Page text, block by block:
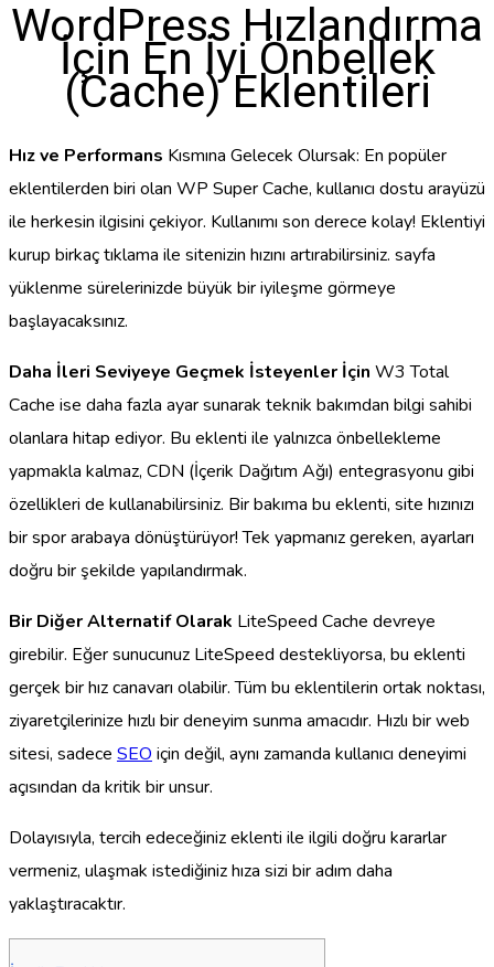
WordPress Hızlandırma
İçin En İyi Önbellek
(Cache) Eklentileri
Hız ve Performans Kısmına Gelecek Olursak: En popüler
eklentilerden biri olan WP Super Cache, kullanıcı dostu arayüzü
ile herkesin ilgisini çekiyor. Kullanımı son derece kolay! Eklentiyi
kurup birkaç tıklama ile sitenizin hızını artırabilirsiniz. sayfa
yüklenme sürelerinizde büyük bir iyileşme görmeye
başlayacaksınız.
Daha İleri Seviyeye Geçmek İsteyenler İçin W3 Total
Cache ise daha fazla ayar sunarak teknik bakımdan bilgi sahibi
olanlara hitap ediyor. Bu eklenti ile yalnızca önbellekleme
yapmakla kalmaz, CDN (İçerik Dağıtım Ağı) entegrasyonu gibi
özellikleri de kullanabilirsiniz. Bir bakıma bu eklenti, site hızınızı
bir spor arabaya dönüştürüyor! Tek yapmanız gereken, ayarları
doğru bir şekilde yapılandırmak.
Bir Diğer Alternatif Olarak LiteSpeed Cache devreye
girebilir. Eğer sunucunuz LiteSpeed destekliyorsa, bu eklenti
gerçek bir hız canavarı olabilir. Tüm bu eklentilerin ortak noktası,
ziyaretçilerinize hızlı bir deneyim sunma amacıdır. Hızlı bir web
sitesi, sadece SEO için değil, aynı zamanda kullanıcı deneyimi
açısından da kritik bir unsur.
Dolayısıyla, tercih edeceğiniz eklenti ile ilgili doğru kararlar
vermeniz, ulaşmak istediğiniz hıza sizi bir adım daha
yaklaştıracaktır.